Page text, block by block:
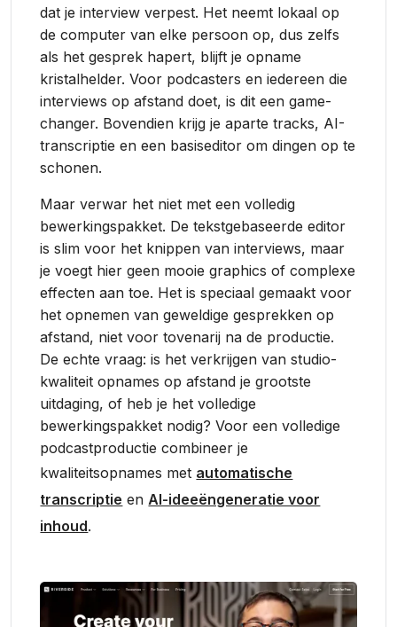
dat je interview verpest. Het neemt lokaal op
de computer van elke persoon op, dus zelfs
als het gesprek hapert, blijft je opname
kristalhelder. Voor podcasters en iedereen die
interviews op afstand doet, is dit een game-
changer. Bovendien krijg je aparte tracks, AI-
transcriptie en een basiseditor om dingen op te
schonen.
Maar verwar het niet met een volledig
bewerkingspakket. De tekstgebaseerde editor
is slim voor het knippen van interviews, maar
je voegt hier geen mooie graphics of complexe
effecten aan toe. Het is speciaal gemaakt voor
het opnemen van geweldige gesprekken op
afstand, niet voor tovenarij na de productie.
De echte vraag: is het verkrijgen van studio-
kwaliteit opnames op afstand je grootste
uitdaging, of heb je het volledige
bewerkingspakket nodig? Voor een volledige
podcastproductie combineer je
kwaliteitsopnames met automatische
transcriptie enAI-ideeëngeneratie voor
inhoud.